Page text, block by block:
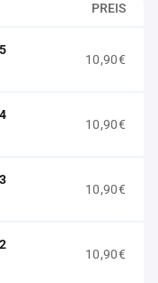
PREIS
10,90€
10,90€
10,90€
10,90€